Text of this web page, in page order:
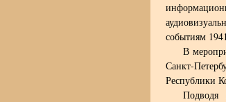
событиям
В
Санкт-
Республики
Подводя